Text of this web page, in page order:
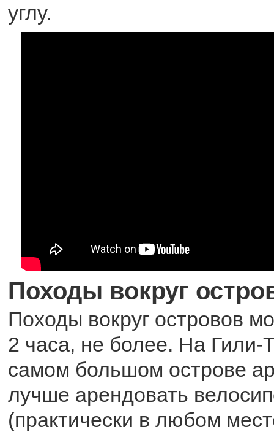
углу.
Походы вокруг
Походы вокруг островов
2 часа, не более. На Гили-
самом большом острове
лучше арендовать
(практически в любом